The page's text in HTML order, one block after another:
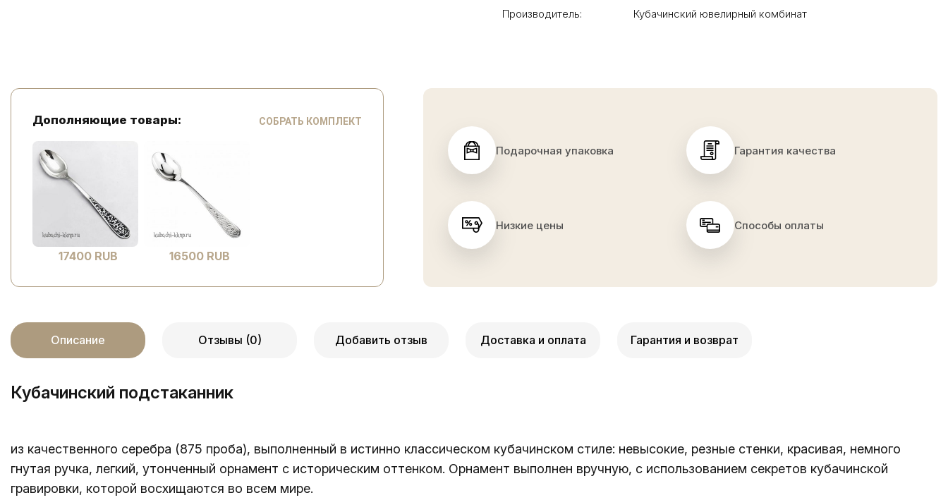
Производитель:
Кубачинский ювелирный комбинат
Дополняющие товары: СОБРАТЬ КОМПЛЕКТ
17400 RUB 16500 RUB
Подарочная упаковка Гарантия качества
Низкие цены Способы оплаты
Описание Отзывы (0) Добавить отзыв Доставка и оплата Гарантия и возврат
Кубачинский подстаканник
из качественного серебра (875 проба), выполненный в истинно классическом кубачинском стиле: невысокие, резные стенки, красивая, немного
гнутая ручка, легкий, утонченный орнамент с историческим оттенком. Орнамент выполнен вручную, с использованием секретов кубачинской
гравировки, которой восхищаются во всем мире.